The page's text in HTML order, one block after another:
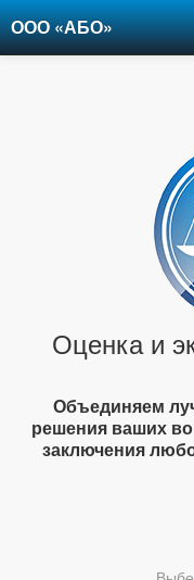
ООО «АБО»
Оценка и
Объединяем
решения ваших
заключения